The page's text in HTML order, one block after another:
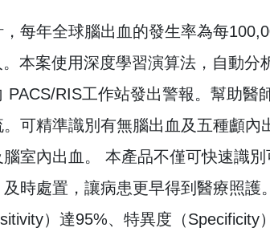
，每年全球腦出血的發生率為每
本案使用深度學習演算法，自動
PACS/RIS工作站發出警報。幫助
。可精準識別有無腦出血及五種顱
腦室內出血。 本產品不僅可快速識
及時處置，讓病患更早得到醫療照
）達95%、特異度（Specificity